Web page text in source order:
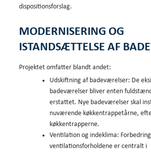
dispositionsforslag.
MODERNISERING OG
ISTANDSÆTTELSE AF
Projektet omfatter blandt andet:
Udskiftning af badeværelser: De
badeværelser bliver enten
erstattet. Nye badeværelser skal
nuværende køkkentrappetårne,
køkkentrapperne.
Ventilation og indeklima:
ventilationsforholdene er centralt i